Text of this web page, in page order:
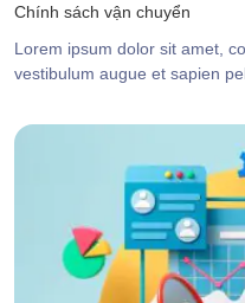
Chính sách vận chuyển
Lorem ipsum dolor sit amet,
vestibulum augue et sapien
viverra velit libero id elit.